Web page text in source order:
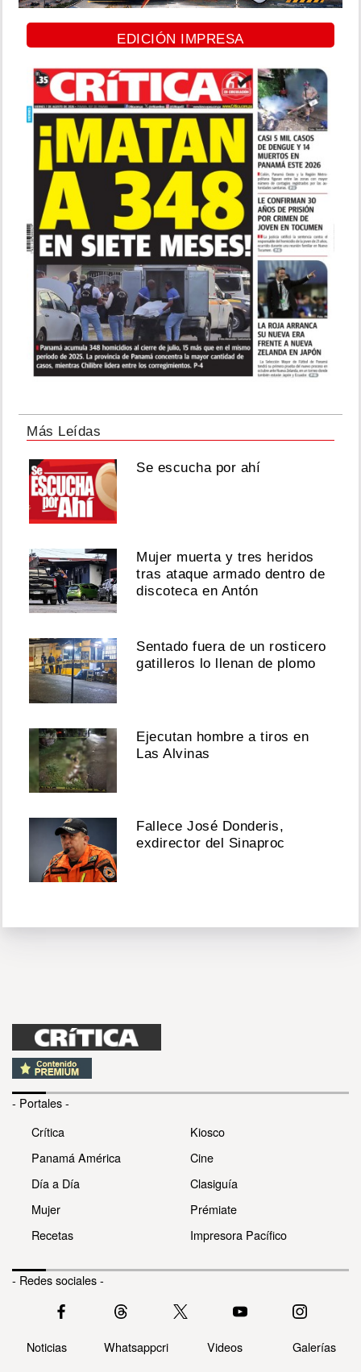
EDICIÓN IMPRESA
Más Leídas
Se escucha por ahí
Mujer muerta y tres heridos
tras ataque armado dentro de
discoteca en Antón
Sentado fuera de un rosticero
gatilleros lo llenan de plomo
Ejecutan hombre a tiros en
Las Alvinas
Fallece José Donderis,
exdirector del Sinaproc
- Portales -
Crítica
Panamá América
Día a Día
Mujer
Recetas
Kiosco
Cine
Clasiguía
Prémiate
Impresora Pacífico
- Redes sociales -
Noticias Whatsappcri Videos Galerías